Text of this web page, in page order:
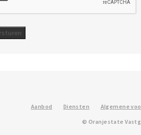
Aanbod Diensten Algemene
© Oranjestate